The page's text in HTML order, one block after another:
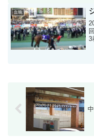
血統
3